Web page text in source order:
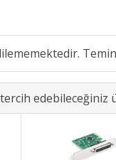
edebileceğiniz